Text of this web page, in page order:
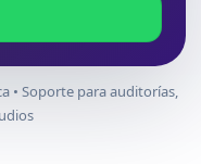
• Soporte para auditorías,